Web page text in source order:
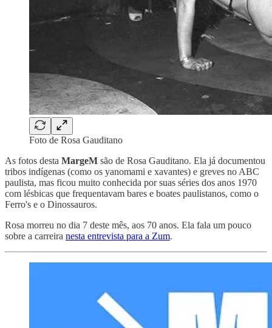
Foto de Rosa Gauditano
As fotos desta MargeM são de Rosa Gauditano. Ela já documentou
tribos indígenas (como os yanomami e xavantes) e greves no ABC
paulista, mas ficou muito conhecida por suas séries dos anos 1970
com lésbicas que frequentavam bares e boates paulistanos, como o
Ferro's e o Dinossauros.
Rosa morreu no dia 7 deste mês, aos 70 anos. Ela fala um pouco
sobre a carreira nesta entrevista para a Zum.